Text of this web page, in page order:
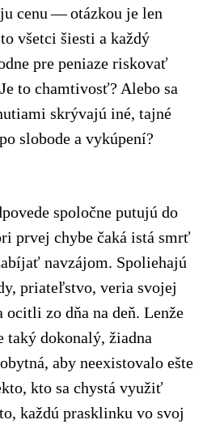
cenu — otázkou je len
všetci šiesti a každý
pre peniaze riskovať
to chamtivosť? Alebo sa
skrývajú iné, tajné
slobode a vykúpení?
spoločne putujú do
prvej chybe čaká istá smrť
navzájom. Spoliehajú
priateľstvo, veria svojej
ocitli zo dňa na deň. Lenže
taký dokonalý, žiadna
aby neexistovalo ešte
kto sa chystá využiť
každú prasklinku vo svoj